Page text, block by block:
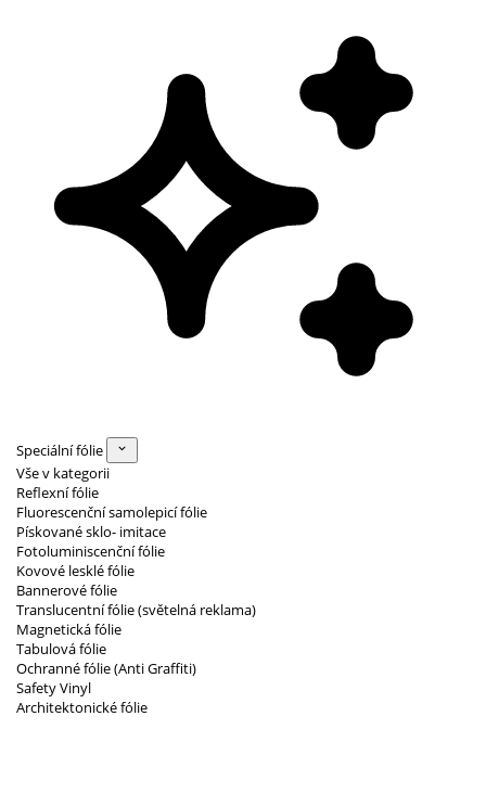
Speciální fólie
Vše v kategorii
Reflexní fólie
Fluorescenční samolepicí fólie
Pískované sklo- imitace
Fotoluminiscenční fólie
Kovové lesklé fólie
Bannerové fólie
Translucentní fólie (světelná reklama)
Magnetická fólie
Tabulová fólie
Ochranné fólie (Anti Graffiti)
Safety Vinyl
Architektonické fólie